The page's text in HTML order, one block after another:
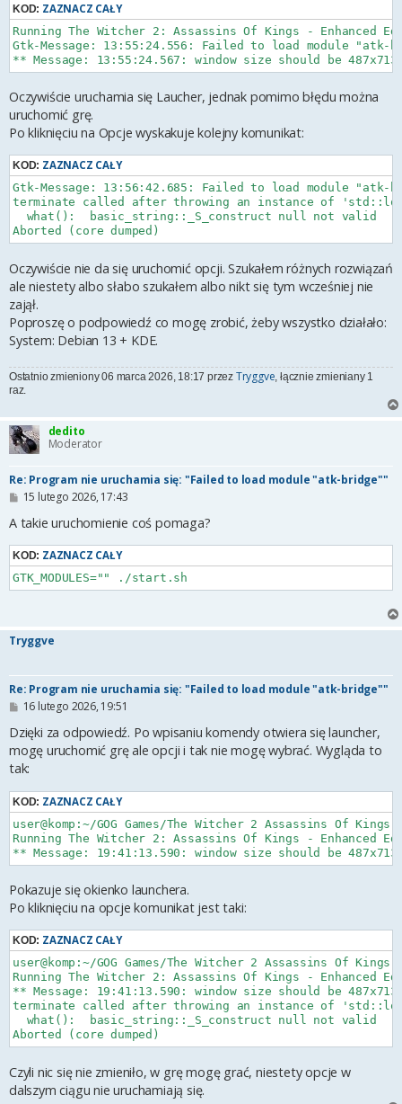
KOD: ZAZNACZ CAŁY
Running The Witcher 2: Assassins Of Kings - Enhanced
Gtk-Message: 13:55:24.556: Failed to load module
Oczywiście uruchamia się Laucher, jednak pomimo błędu można
uruchomić grę.
Po kliknięciu na Opcje wyskakuje kolejny komunikat:
KOD: ZAZNACZ CAŁY
Gtk-Message: 13:56:42.685: Failed to load module
terminate called after throwing an instance of
  what():  basic_string::_S_construct null not valid
Oczywiście nie da się uruchomić opcji. Szukałem różnych rozwiązań
ale niestety albo słabo szukałem albo nikt się tym wcześniej nie
zajął.
Poproszę o podpowiedź co mogę zrobić, żeby wszystko działało:
System: Debian 13 + KDE.
Ostatnio zmieniony 06 marca 2026, 18:17 przez Tryggve, łącznie zmieniany 1
raz.
dedito
Moderator
Re: Program nie uruchamia się: "Failed to load module "atk-bridge""
P
s
15 lutego 2026, 17:43
A takie uruchomienie coś pomaga?
KOD: ZAZNACZ CAŁY
GTK_MODULES="" ./start.sh
Tryggve
Re: Program nie uruchamia się: "Failed to load module "atk-bridge""
P
s
16 lutego 2026, 19:51
Dzięki za odpowiedź. Po wpisaniu komendy otwiera się launcher,
mogę uruchomić grę ale opcji i tak nie mogę wybrać. Wygląda to
tak:
KOD: ZAZNACZ CAŁY
user@komp:~/GOG Games/The Witcher 2 Assassins Of
Running The Witcher 2: Assassins Of Kings - Enhanced
Pokazuje się okienko launchera.
Po kliknięciu na opcje komunikat jest taki:
KOD: ZAZNACZ CAŁY
user@komp:~/GOG Games/The Witcher 2 Assassins Of
Running The Witcher 2: Assassins Of Kings - Enhanced
** Message: 19:41:13.590: window size should be 487x713
terminate called after throwing an instance of
  what():  basic_string::_S_construct null not valid
Czyli nic się nie zmieniło, w grę mogę grać, niestety opcje w
dalszym ciągu nie uruchamiają się.